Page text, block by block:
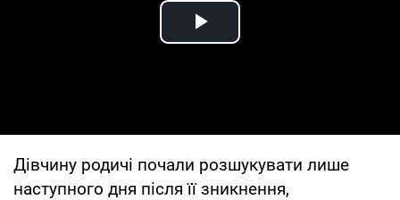
Play Video
Дівчину родичі почали розшукувати лише
наступного дня після її зникнення,